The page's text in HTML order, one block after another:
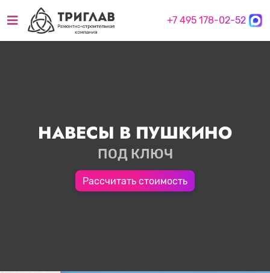
+7 495 178-02-52
НАВЕСЫ В ПУШКИНО
ПОД КЛЮЧ
Рассчитать стоимость